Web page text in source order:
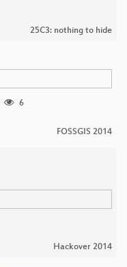
25C3: nothing to hide
6
FOSSGIS 2014
Hackover 2014